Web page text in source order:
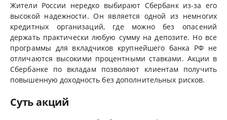
Жители России нередко выбирают Сбербанк из-за его
высокой надежности. Он является одной из немногих
кредитных организаций, где можно без опасений
держать практически любую сумму на депозите. Но все
программы для вкладчиков крупнейшего банка РФ не
отличаются высокими процентными ставками. Акции в
Сбербанке по вкладам позволяют клиентам получить
повышенную доходность без дополнительных рисков.
Суть акций